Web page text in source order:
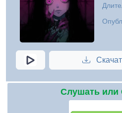
Слушать или